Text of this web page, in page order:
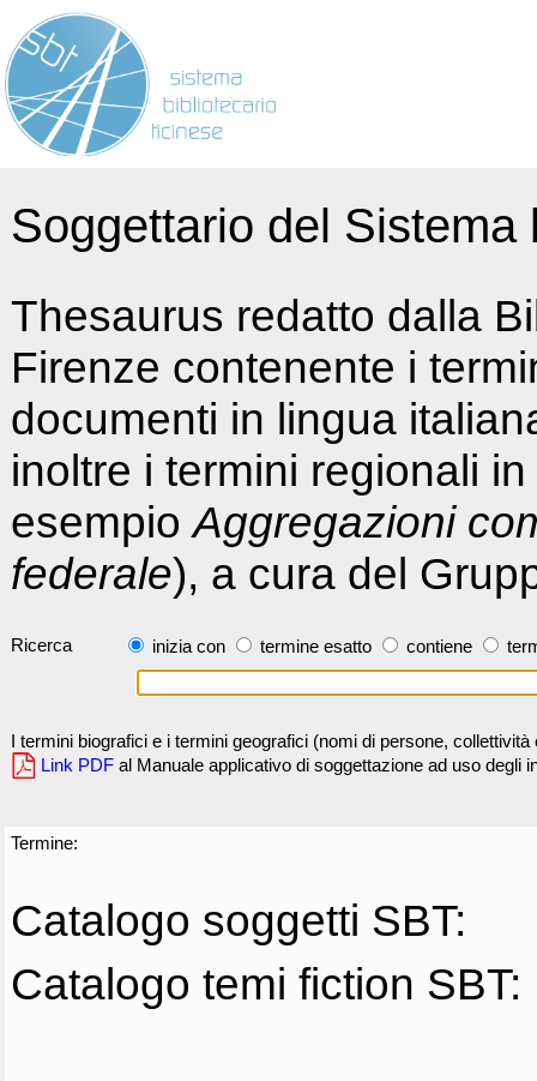
Soggettario del
Thesaurus redatto dalla
Firenze contenente i
documenti in lingua
inoltre i termini regionali
esempioAggregazioni
federale), a cura del
Ricerca inizia con termine esatto contiene
I termini biografici e i termini geografici (nomi di persone,
Link PDF al Manuale applicativo di soggettazione ad uso degli
Termine:
Catalogo soggetti SBT:
Catalogo temi fiction SBT: